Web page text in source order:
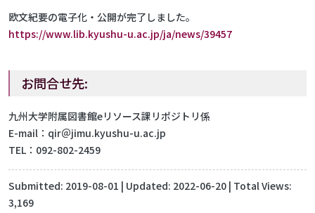
欧文紀要の電子化・公開が完了しました。
https://www.lib.kyushu-u.ac.jp/ja/news/39457
お問合せ先:
九州大学附属図書館eリソース課リポジトリ係
E-mail：qir＠jimu.kyushu-u.ac.jp
TEL：092-802-2459
Submitted: 2019-08-01 | Updated: 2022-06-20 | Total Views:
3,169